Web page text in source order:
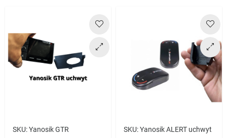
SKU:Yanosik GTR SKU:Yanosik ALERT uchwyt